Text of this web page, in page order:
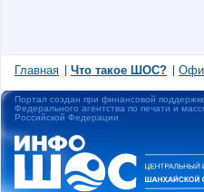
Главная Что такое ШОС?
Портал создан при финансовой поддержке
Федерального агентства по печати и
Российской Федерации